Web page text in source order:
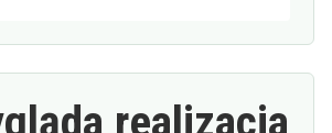
realizacja